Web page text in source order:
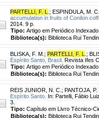
PARTELLI, F. L ; ESPINDULA, M. C.
accumulation in fruits of Conilon
2014. 9 p.
Tipo: Artigo em Periódico Indexado
Biblioteca(s): Biblioteca Rui
BLISKA, F. M. ; PARTELLI, F. L ;
Espírito Santo, Brasil. Revista Ifes
Tipo: Artigo em Periódico Indexado
Biblioteca(s): Biblioteca Rui
REIS JUNIOR, N. C. ; PANTOJA, P.
Espírito Santo. In: Partelli, Fábio
3.
Tipo: Capítulo em Livro Técnico-
Biblioteca(s): Biblioteca Rui